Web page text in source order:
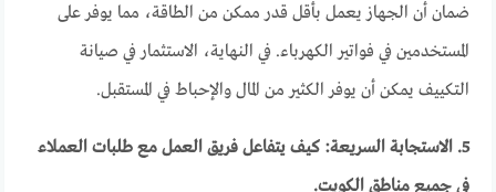
ضمان أن الجهاز يعمل بأقل قدر ممكن من الطاقة، مما يوفر على
المستخدمين في فواتير الكهرباء. في النهاية، الاستثمار في صيانة
التكييف يمكن أن يوفر الكثير من المال والإحباط في المستقبل.
5. الاستجابة السريعة: كيف يتفاعل فريق العمل مع طلبات العملاء
في جميع مناطق الكويت.